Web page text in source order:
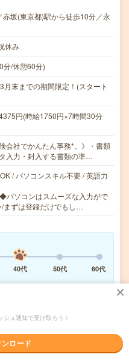
坂(東京都)駅から徒歩10分／永
休み
分/休憩60分)
末までの期間限定！(スタート
円(時給1750円×7時間30分
会社でかんたん事務*。》・書類
入力・封入する書類の準…
/ パソコンスキル不要 / 英語力
ソコンはスムーズな入力がで
まずは登録だけでもし…
40代 50代
60代
る
む 詳しく見る
ュ通知で受け取ろう！
ロード